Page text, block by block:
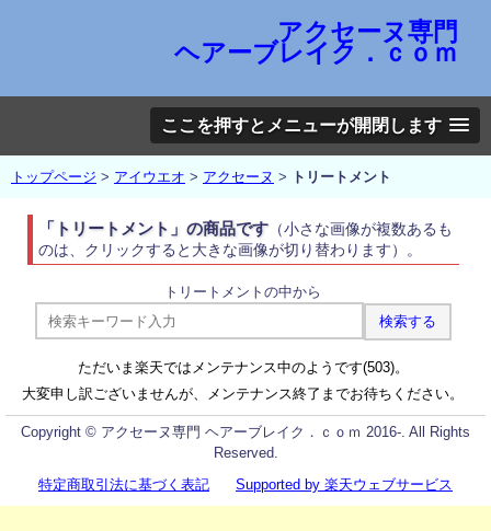
アクセーヌ専門
ヘアーブレイク．ｃｏｍ
「トリートメント」の商品です （小さな画像が複数あるも
のは、クリックすると大きな画像が切り替わります）。
トリートメントの中から
ただいま楽天ではメンテナンス中のようです(503)。
大変申し訳ございませんが、メンテナンス終了までお待ちください。
トップページ > アイウエオ > アクセーヌ > トリートメント
ここを押すとメニューが開閉します
Copyright © アクセーヌ専門 ヘアーブレイク．ｃｏｍ 2016-. All Rights
Reserved.
特定商取引法に基づく表記
Supported by 楽天ウェブサービス